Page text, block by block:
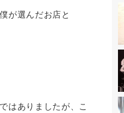
が選んだお店と
はありましたが、こ